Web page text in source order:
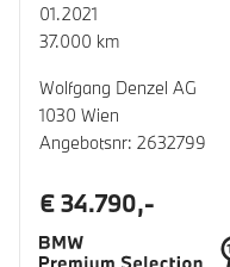
01.2021
37.000 km
Wolfgang Denzel AG
1030 Wien
Angebotsnr: 2632799
€ 34.790,-